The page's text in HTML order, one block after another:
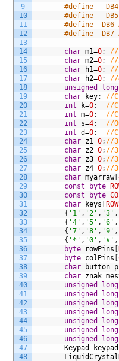
9
10
11
12
13
14
15
16
17
18
19
20
21
22
23
24
25
26
27
28
29
30
31
32
33
34
35
36
37
38
39
40
41
42
43
44
45
46
47
48
#define
#define
#define
#define
char m1=0;
//
char m2=0;
//
char
h1=0;
//
char
h2=0;
//
unsigned
long
char
key;
//
int
k=0;
//
int
m=0;
//
int
s=4;
//
int
d=0;
//
char z1=0; //
char z2=0; //
char z3=0; //
char z4=0; //
char myarraw[
const
byte
const
byte
char
keys [
{ '1' , '2' , '3' ,
{ '4' , '5' , '6' ,
{ '7' , '8' , '9' ,
{ '*' , '0' , '#' ,
byte
rowPins [
byte colPins [
char
char
unsigned
long
unsigned
long
unsigned
long
unsigned
long
unsigned
long
unsigned
long
unsigned
long
Keypad
keypad